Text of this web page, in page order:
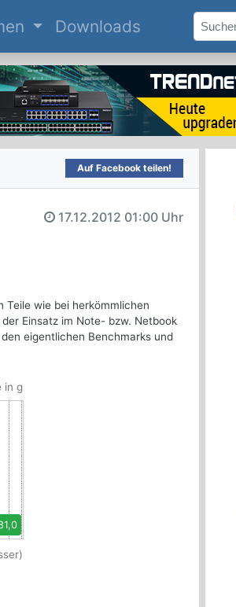
Downloads
Auf Facebook teilen!
17.12.2012 01:00 Uhr
Teile wie bei herkömmlichen
Einsatz im Note- bzw. Netbook
eigentlichen Benchmarks und
in g